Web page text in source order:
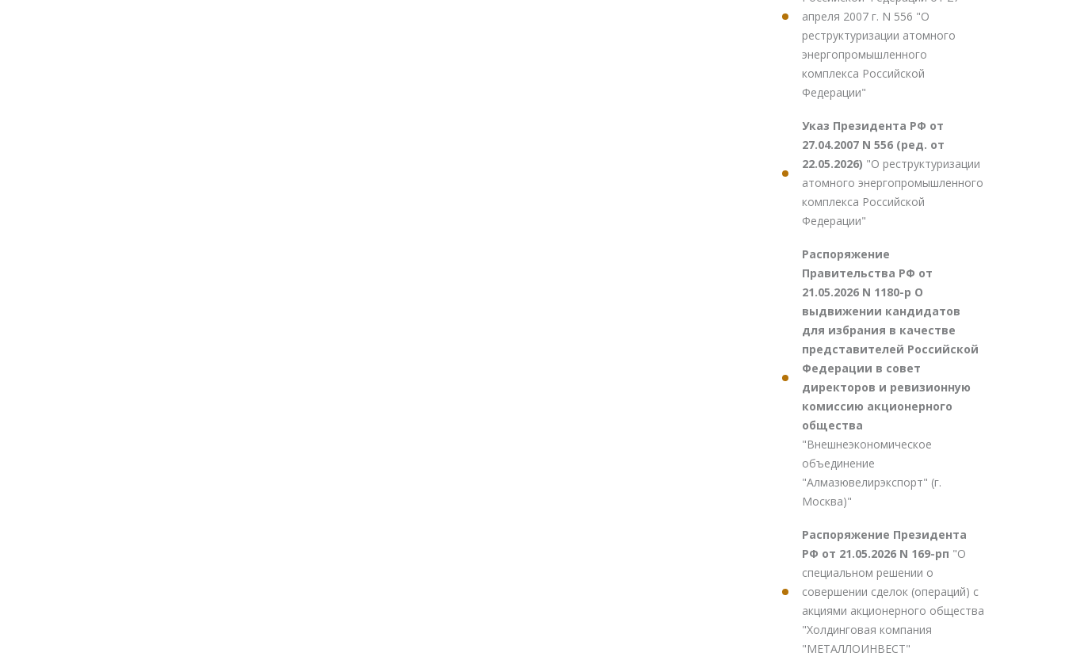
апреля 2007 г. N 556 "О
реструктуризации атомного
энергопромышленного
комплекса Российской
Федерации"
Указ Президента РФ от
27.04.2007 N 556 (ред. от
22.05.2026) "О реструктуризации
атомного энергопромышленного
комплекса Российской
Федерации"
Распоряжение
Правительства РФ от
21.05.2026 N 1180-р О
выдвижении кандидатов
для избрания в качестве
представителей Российской
Федерации в совет
директоров и ревизионную
комиссию акционерного
общества
"Внешнеэкономическое
объединение
"Алмазювелирэкспорт" (г.
Москва)"
Распоряжение Президента
РФ от 21.05.2026 N 169-рп "О
специальном решении о
совершении сделок (операций) с
акциями акционерного общества
"Холдинговая компания
"МЕТАЛЛОИНВЕСТ"